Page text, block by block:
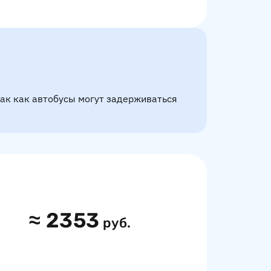
как автобусы могут задерживаться
≈ 2353 руб.